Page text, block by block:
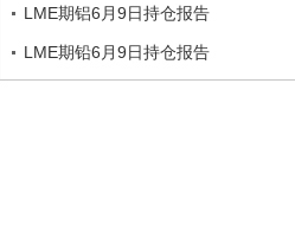
LME期铝6月9日持仓报告
LME期铅6月9日持仓报告